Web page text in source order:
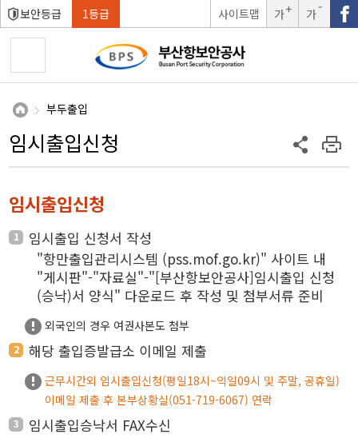
보안등급 1등급 사이트맵
가
가
임시출입신청
부두출입
임시출입신청
1
임시출입 신청서 작성
"항만출입관리시스템 (pss.mof.go.kr)" 사이트 내
"게시판"-"자료실"-"[부산항보안공사]임시출입 신청
(승낙)서 양식" 다운로드 후 작성 및 첨부서류 준비
외국인의 경우 여권사본도 첨부
2 해당 출입증발급소 이메일 제출
근무시간외 임시출입신청(평일18시~익일09시 및 주말, 공휴일)
이메일 제출 후 본부상황실(051-719-6067) 연락
3 임시출입승낙서 FAX수신